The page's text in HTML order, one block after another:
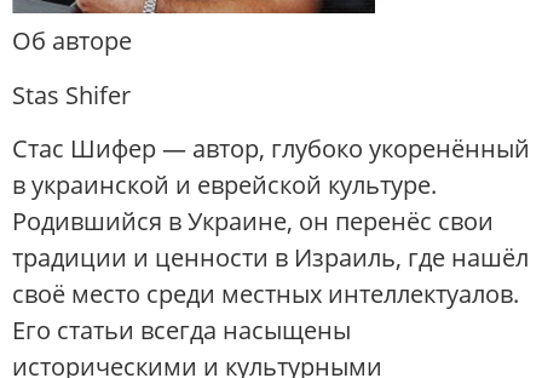
Об авторе
Stas Shifer
Стас Шифер — автор, глубоко укоренённый
в украинской и еврейской культуре.
Родившийся в Украине, он перенёс свои
традиции и ценности в Израиль, где нашёл
своё место среди местных интеллектуалов.
Его статьи всегда насыщены
историческими и культурными